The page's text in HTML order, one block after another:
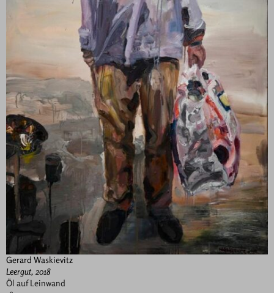
Gerard Waskievitz
Leergut, 2018
Öl auf Leinwand